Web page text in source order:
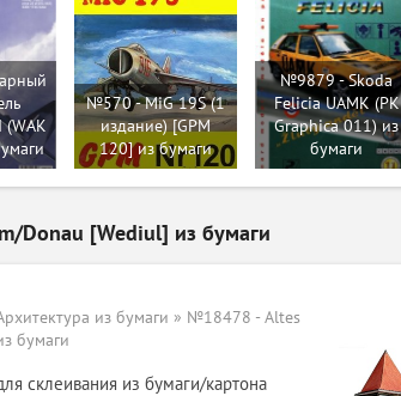
(WAK
№570 - MiG 19S (1
издание) [GPM
120] из бумаги
№9879 - Skoda
Felicia UAMK (PK
Graphica 011) из
бумаги
Donau [Wediul] из бумаги
из бумаги » №18478 - Altes
бумаги
склеивания из бумаги/картона